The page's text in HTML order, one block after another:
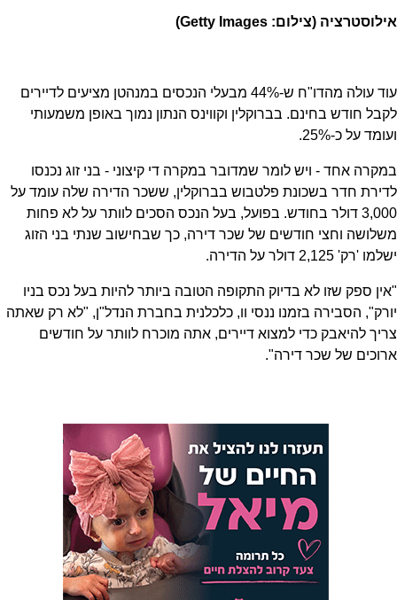
אילוסטרציה (צילום: Getty Images)
עוד עולה מהדו"ח ש-44% מבעלי הנכסים במנהטן מציעים לדיירים
לקבל חודש בחינם. בברוקלין וקווינס הנתון נמוך באופן משמעותי
ועומד על כ-25%.
במקרה אחד - ויש לומר שמדובר במקרה די קיצוני - בני זוג נכנסו
לדירת חדר בשכונת פלטבוש בברוקלין, ששכר הדירה שלה עומד על
3,000 דולר בחודש. בפועל, בעל הנכס הסכים לוותר על לא פחות
משלושה וחצי חודשים של שכר דירה, כך שבחישוב שנתי בני הזוג
ישלמו 'רק' 2,125 דולר על הדירה.
"אין ספק שזו לא בדיוק התקופה הטובה ביותר להיות בעל נכס בניו
יורק", הסבירה בזמנו ננסי וו, כלכלנית בחברת הנדל"ן, "לא רק שאתה
צריך להיאבק כדי למצוא דיירים, אתה מוכרח לוותר על חודשים
ארוכים של שכר דירה".